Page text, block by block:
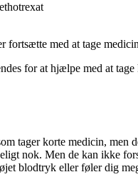
fortsætte med at tage
for at hjælpe med at
tager korte medicin,
nok. Men de kan ikke
blodtryk eller føler dig